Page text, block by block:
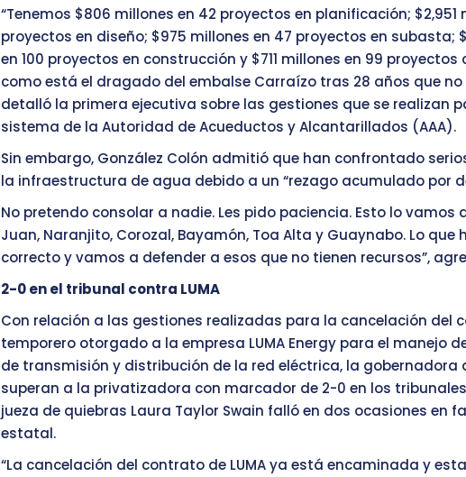
“Tenemos $806 millones en 42 proyectos en planificación; $2,951
proyectos en diseño; $975 millones en 47 proyectos en subasta;
en 100 proyectos en construcción y $711 millones en 99
como está el dragado del embalse Carraízo tras 28 años que no
detalló la primera ejecutiva sobre las gestiones que se realizan
sistema de la Autoridad de Acueductos y Alcantarillados (AAA).
Sin embargo, González Colón admitió que han confrontado
la infraestructura de agua debido a un “rezago acumulado por
No pretendo consolar a nadie. Les pido paciencia. Esto lo vamos
Juan, Naranjito, Corozal, Bayamón, Toa Alta y Guaynabo. Lo que
correcto y vamos a defender a esos que no tienen recursos”,
2-0 en el tribunal contra LUMA
Con relación a las gestiones realizadas para la cancelación del
temporero otorgado a la empresa LUMA Energy para el manejo
de transmisión y distribución de la red eléctrica, la gobernadora
superan a la privatizadora con marcador de 2-0 en los
jueza de quiebras Laura Taylor Swain falló en dos ocasiones en
estatal.
“La cancelación del contrato de LUMA ya está encaminada y